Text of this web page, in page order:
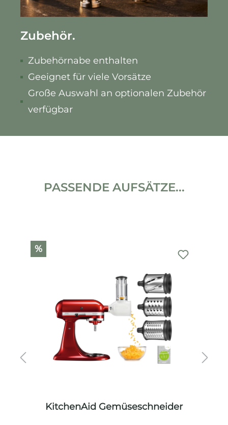
Zubehör.
Zubehörnabe enthalten
Geeignet für viele Vorsätze
Große Auswahl an optionalen Zubehör
verfügbar
PASSENDE AUFSÄTZE...
Produktgalerie überspringen
%
KitchenAid Gemüseschneider